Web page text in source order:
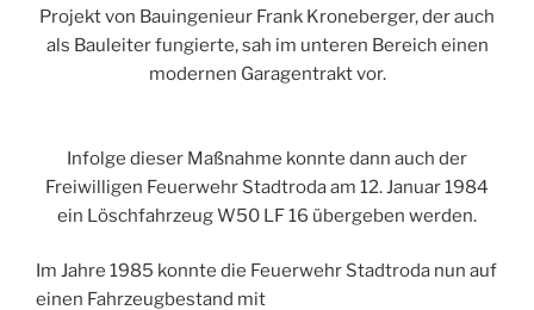
Projekt von Bauingenieur Frank Kroneberger, der auch
als Bauleiter fungierte, sah im unteren Bereich einen
modernen Garagentrakt vor.
Infolge dieser Maßnahme konnte dann auch der
Freiwilligen Feuerwehr Stadtroda am 12. Januar 1984
ein Löschfahrzeug W50 LF 16 übergeben werden.
Im Jahre 1985 konnte die Feuerwehr Stadtroda nun auf
einen Fahrzeugbestand mit